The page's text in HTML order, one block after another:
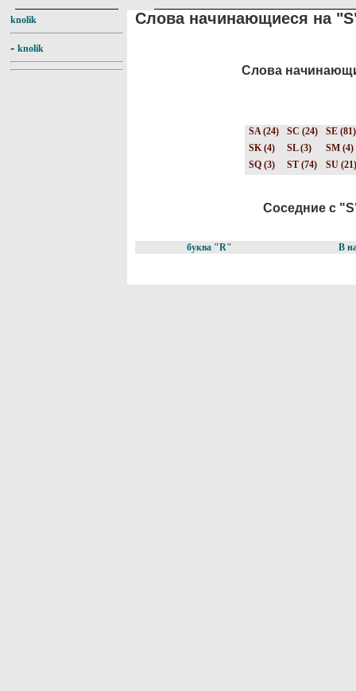
knolik
- knolik
Слова начинающиеся на
Слова
SA (24) SC (24)
SE (81)
SK (4)
SL (3)
SM (4)
SQ (3)
ST (74) SU (21)
Соседние с
буква "R" В